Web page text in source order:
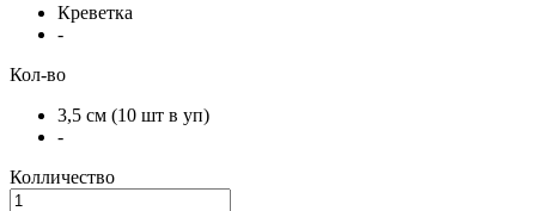
Креветка
-
Кол-во
3,5 см (10 шт в уп)
-
Колличество